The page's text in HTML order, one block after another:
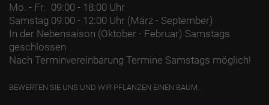
Mo. - Fr.
09:00 - 18:00 Uhr
Samstag 09:00 - 12:00 Uhr (März - September)
In der Nebensaison (Oktober - Februar) Samstags
geschlossen
Nach Terminvereinbarung Termine Samstags möglich!
BEWERTEN SIE UNS UND WIR PFLANZEN EINEN BAUM.